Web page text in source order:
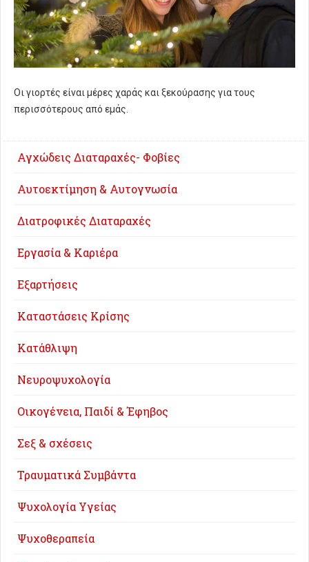
Οι γιορτές είναι μέρες χαράς και ξεκούρασης για τους
περισσότερους από εμάς.
Αγχώδεις Διαταραχές- Φοβίες
Αυτοεκτίμηση & Αυτογνωσία
Διατροφικές Διαταραχές
Εργασία & Καριέρα
Eξαρτήσεις
Καταστάσεις Κρίσης
Κατάθλιψη
Νευροψυχολογία
Οικογένεια, Παιδί & Έφηβος
Σεξ & σχέσεις
Τραυματικά Συμβάντα
Ψυχολογία Υγείας
Ψυχοθεραπεία